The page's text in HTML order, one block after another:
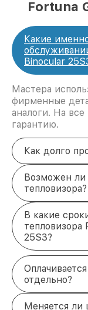
Fortuna
Какие
Binocular
Мастера
фирменные
аналоги. На
гарантию.
Как долго
Возможен ли
тепловизора?
В какие
тепловизора
25S3?
отдельно?
Меняется ли